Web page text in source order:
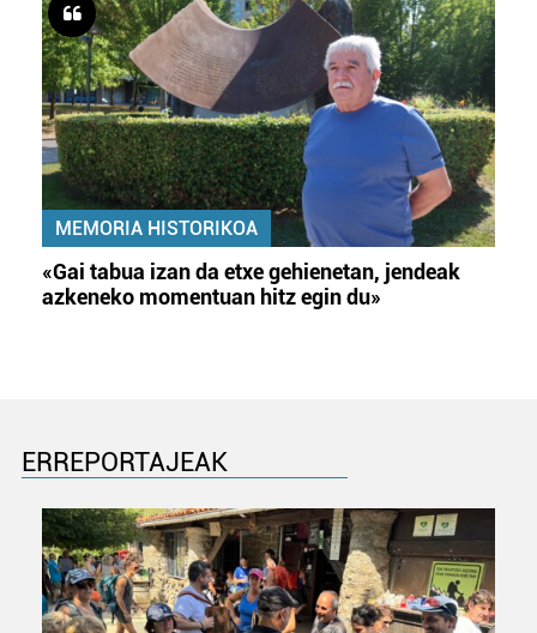
MEMORIA HISTORIKOA
«Gai tabua izan da etxe gehienetan, jendeak
azkeneko momentuan hitz egin du»
ERREPORTAJEAK